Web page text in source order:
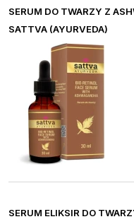
SERUM DO TWARZY Z
SATTVA (AYURVEDA)
SERUM ELIKSIR DO